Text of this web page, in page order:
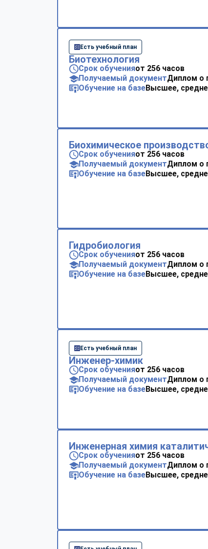
Есть учебный план
Биотехнология
Срок обученияот 256 часов
Получаемый документДиплом о
Обучение на базеВысшее,
Биохимическое
Срок обученияот 256 часов
Получаемый документДиплом о
Обучение на базеВысшее,
Гидробиология
Срок обученияот 256 часов
Получаемый документДиплом о
Обучение на базеВысшее,
Есть учебный план
Инженер-химик
Срок обученияот 256 часов
Получаемый документДиплом о
Обучение на базеВысшее,
Инженерная химия
Срок обученияот 256 часов
Получаемый документДиплом о
Обучение на базеВысшее,